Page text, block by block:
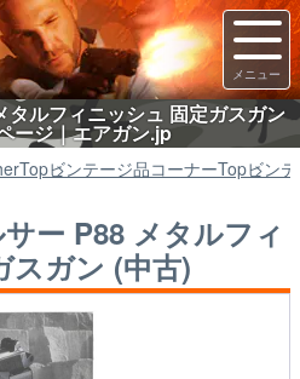
ルフィニッシュ 固定ガスガン
ージ｜エアガン.jp
Topビンテージ品コーナーTopビン
ー P88 メタルフィ
スガン (中古)